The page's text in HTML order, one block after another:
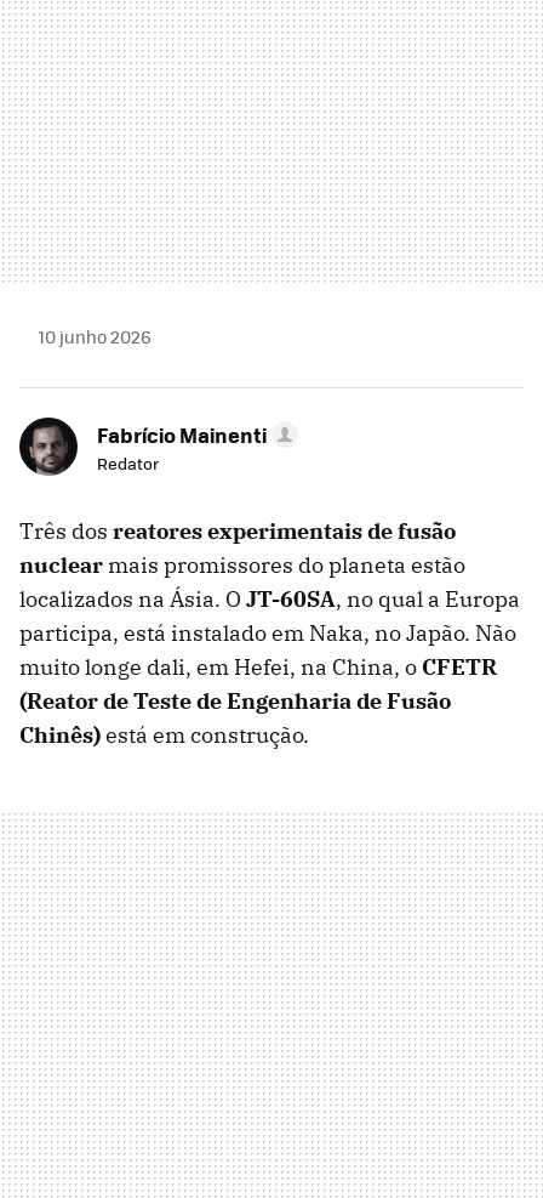
10 junho 2026
Fabrício Mainenti
Redator
Três dos reatores experimentais de fusão
nuclear mais promissores do planeta estão
localizados na Ásia. O JT-60SA, no qual a Europa
participa, está instalado em Naka, no Japão. Não
muito longe dali, em Hefei, na China, o CFETR
(Reator de Teste de Engenharia de Fusão
Chinês)está em construção.